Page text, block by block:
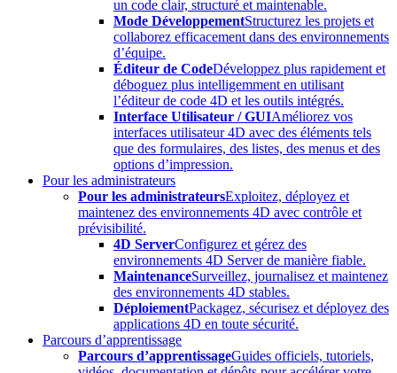
un code clair, structuré et maintenable.
Mode DéveloppementStructurez les projets et
collaborez efficacement dans des environnements
d’équipe.
Éditeur de CodeDéveloppez plus rapidement et
déboguez plus intelligemment en utilisant
l’éditeur de code 4D et les outils intégrés.
Interface Utilisateur / GUIAméliorez vos
interfaces utilisateur 4D avec des éléments tels
que des formulaires, des listes, des menus et des
options d’impression.
Pour les administrateurs
Pour les administrateursExploitez, déployez et
maintenez des environnements 4D avec contrôle et
prévisibilité.
4D ServerConfigurez et gérez des
environnements 4D Server de manière fiable.
MaintenanceSurveillez, journalisez et maintenez
des environnements 4D stables.
DéploiementPackagez, sécurisez et déployez des
applications 4D en toute sécurité.
Parcours d’apprentissage
Parcours d’apprentissageGuides officiels, tutoriels,